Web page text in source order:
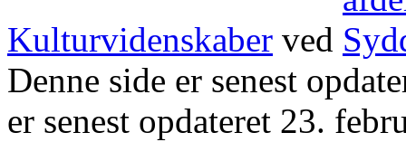
Kulturvidenskaber ved
Denne side er senest
er senest opdateret 23.